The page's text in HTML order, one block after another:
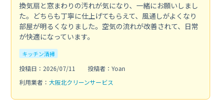
換気扇と窓まわりの汚れが気になり、一緒にお願いしまし
た。どちらも丁寧に仕上げてもらえて、風通しがよくなり
部屋が明るくなりました。空気の流れが改善されて、日常
が快適になっています。
キッチン清掃
投稿日：2026/07/11
投稿者：Yoan
利用業者： 大阪北クリーンサービス